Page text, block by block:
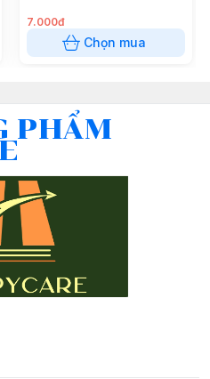
7.000đ
Chọn mua
PHẨM